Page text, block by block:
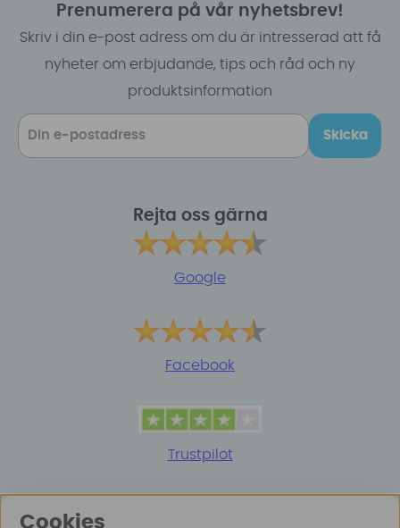
Prenumerera på vår nyhetsbrev!
Skriv i din e-post adress om du är intresserad att få
nyheter om erbjudande, tips och råd och ny
produktsinformation
Skicka
Rejta oss gärna
Google
Facebook
Trustpilot
Cookies